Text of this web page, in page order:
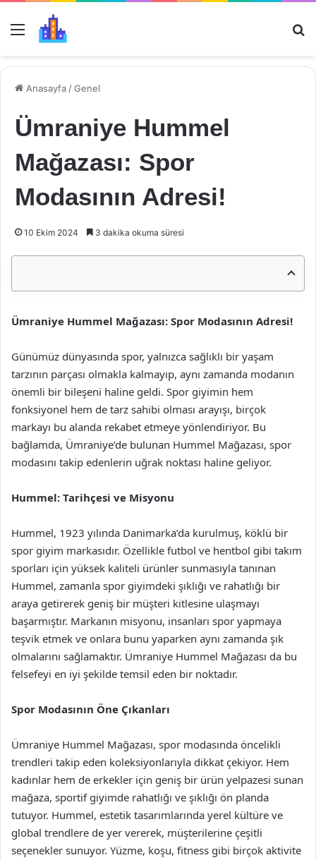
Menü
Anasayfa /Genel
Ümraniye Hummel
Mağazası: Spor
Modasının Adresi!
10 Ekim 2024 3 dakika okuma süresi
Ümraniye Hummel Mağazası: Spor Modasının Adresi!
Günümüz dünyasında spor, yalnızca sağlıklı bir yaşam
tarzının parçası olmakla kalmayıp, aynı zamanda modanın
önemli bir bileşeni haline geldi. Spor giyimin hem
fonksiyonel hem de tarz sahibi olması arayışı, birçok
markayı bu alanda rekabet etmeye yönlendiriyor. Bu
bağlamda, Ümraniye’de bulunan Hummel Mağazası, spor
modasını takip edenlerin uğrak noktası haline geliyor.
Hummel: Tarihçesi ve Misyonu
Hummel, 1923 yılında Danimarka’da kurulmuş, köklü bir
spor giyim markasıdır. Özellikle futbol ve hentbol gibi takım
sporları için yüksek kaliteli ürünler sunmasıyla tanınan
Hummel, zamanla spor giyimdeki şıklığı ve rahatlığı bir
araya getirerek geniş bir müşteri kitlesine ulaşmayı
başarmıştır. Markanın misyonu, insanları spor yapmaya
teşvik etmek ve onlara bunu yaparken aynı zamanda şık
olmalarını sağlamaktır. Ümraniye Hummel Mağazası da bu
felsefeyi en iyi şekilde temsil eden bir noktadır.
Spor Modasının Öne Çıkanları
Ümraniye Hummel Mağazası, spor modasında öncelikli
trendleri takip eden koleksiyonlarıyla dikkat çekiyor. Hem
kadınlar hem de erkekler için geniş bir ürün yelpazesi sunan
mağaza, sportif giyimde rahatlığı ve şıklığı ön planda
tutuyor. Hummel, estetik tasarımlarında yerel kültüre ve
global trendlere de yer vererek, müşterilerine çeşitli
seçenekler sunuyor. Yüzme, koşu, fitness gibi birçok aktivite